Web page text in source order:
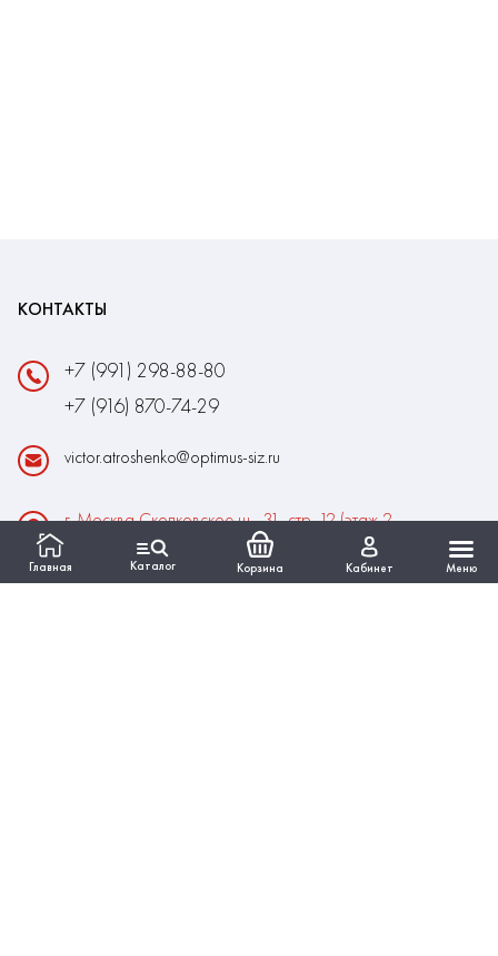
Главная Каталог Корзина Кабинет Меню
КОНТАКТЫ
+7 (991) 298-88-80
+7 (916) 870-74-29
victor.atroshenko@optimus-siz.ru
г. Москва Сколковское ш., 31, стр. 12 (этаж 2,
помещение 22)
Время работы: